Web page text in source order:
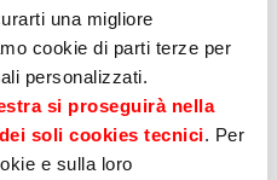
una migliore
cookie di parti terze per
personalizzati.
si proseguirà nella
soli cookies tecnici. Per
e sulla loro
bis 18:30 (Fr